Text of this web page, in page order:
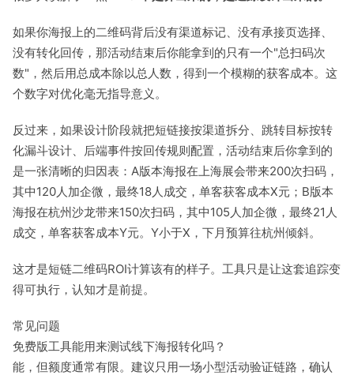
如果你海报上的二维码背后没有渠道标记、没有承接页选择、
没有转化回传，那活动结束后你能拿到的只有一个"总扫码次
数"，然后用总成本除以总人数，得到一个模糊的获客成本。这
个数字对优化毫无指导意义。
反过来，如果设计阶段就把短链接按渠道拆分、跳转目标按转
化漏斗设计、后端事件按回传规则配置，活动结束后你拿到的
是一张清晰的归因表：A版本海报在上海展会带来200次扫码，
其中120人加企微，最终18人成交，单客获客成本X元；B版本
海报在杭州沙龙带来150次扫码，其中105人加企微，最终21人
成交，单客获客成本Y元。Y小于X，下月预算往杭州倾斜。
这才是短链二维码ROI计算该有的样子。工具只是让这套追踪变
得可执行，认知才是前提。
常见问题
免费版工具能用来测试线下海报转化吗？
能，但额度通常有限。建议只用一场小型活动验证链路，确认